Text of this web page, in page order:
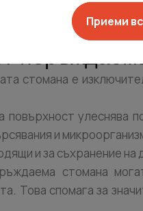
стомана е
повърхност улеснява
и
и за съхранение
стомана
Това спомага за
Приеми